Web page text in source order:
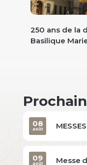
250 ans de la
Basilique
08
août
Messe
09
août